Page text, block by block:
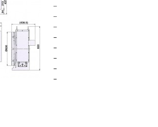
–
–
–
–
–
–
–
–